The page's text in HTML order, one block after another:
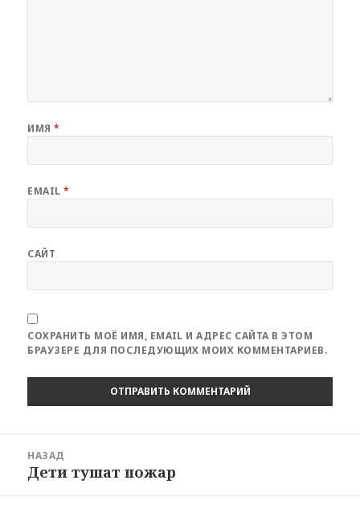
ИМЯ*
EMAIL*
САЙТ
СОХРАНИТЬ МОЁ ИМЯ, EMAIL И АДРЕС САЙТА В ЭТОМ
БРАУЗЕРЕ ДЛЯ ПОСЛЕДУЮЩИХ МОИХ КОММЕНТАРИЕВ.
записям
НАЗАД
Предыдущая
Дети тушат пожар